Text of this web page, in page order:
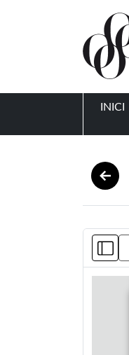
INICI